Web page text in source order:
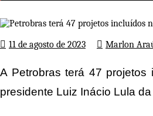
11 de agosto de 2023 Marlon
A Petrobras terá 47
presidente Luiz Inácio Lula